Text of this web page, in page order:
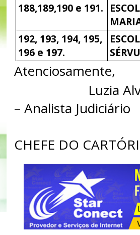
188,189,190 e 191.
192, 193, 194, 195,
196 e 197.
Atenciosamente,
Luzia
– Analista Judiciário
CHEFE DO